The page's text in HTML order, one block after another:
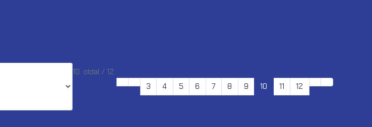
10. oldal / 12
3
4 5 6 7 8 9 10 11 12